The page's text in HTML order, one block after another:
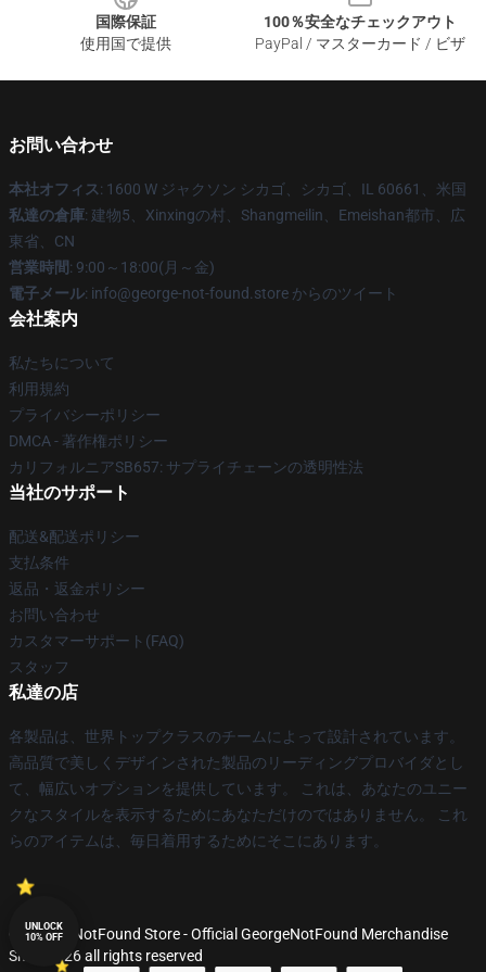
国際保証
使用国で提供
100％安全なチェックアウト
PayPal / マスターカード / ビザ
お問い合わせ
本社オフィス: 1600 W ジャクソン シカゴ、シカゴ、IL 60661、米国
私達の倉庫: 建物5、Xinxingの村、Shangmeilin、Emeishan都市、広
東省、CN
営業時間: 9:00～18:00(月～金)
電子メール: info@george-not-found.store からのツイート
会社案内
私たちについて
利用規約
プライバシーポリシー
DMCA - 著作権ポリシー
カリフォルニアSB657: サプライチェーンの透明性法
当社のサポート
配送&配送ポリシー
支払条件
返品・返金ポリシー
お問い合わせ
カスタマーサポート(FAQ)
スタッフ
私達の店
各製品は、世界トップクラスのチームによって設計されています。
高品質で美しくデザインされた製品のリーディングプロバイダとし
て、幅広いオプションを提供しています。 これは、あなたのユニー
クなスタイルを表示するためにあなただけのではありません。 これ
らのアイテムは、毎日着用するためにそこにあります。
© GeorgeNotFound Store - Official GeorgeNotFound Merchandise
Shop 2026 all rights reserved
UNLOCK
10% OFF